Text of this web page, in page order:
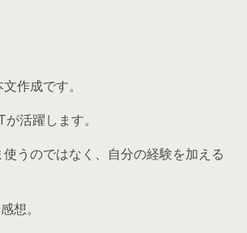
作成です。
活躍します。
うのではなく、自分の経験を加える
想。